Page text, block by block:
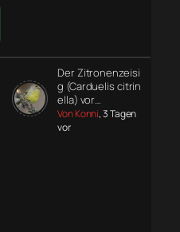
Der Zitronenzeisi
g (Carduelis citrin
ella) vor…
Von Konni, 3 Tagen
vor